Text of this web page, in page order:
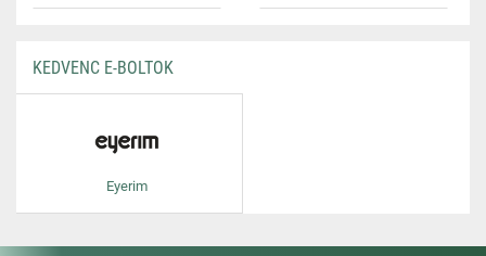
KEDVENC E-BOLTOK
Eyerim